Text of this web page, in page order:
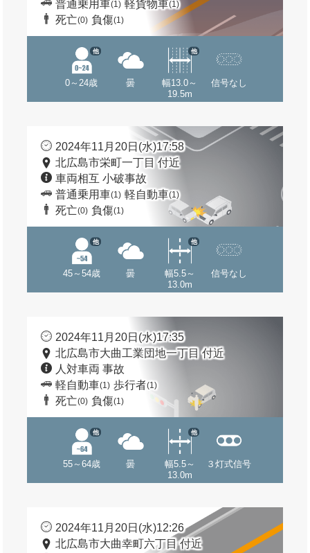
普通乗用車(1) 軽貨物車(1)
死亡(0) 負傷(1)
0～24歳
他
曇
幅13.0～
19.5m
他
信号なし
2024年11月20日(水)17:58
北広島市栄町一丁目 付近
車両相互 小破事故
普通乗用車(1) 軽自動車(1)
死亡(0) 負傷(1)
45～54歳
他
曇
幅5.5～
13.0m
他
信号なし
2024年11月20日(水)17:35
北広島市大曲工業団地一丁目 付近
人対車両 事故
軽自動車(1) 歩行者(1)
死亡(0) 負傷(1)
55～64歳
他
曇
幅5.5～
13.0m
他
３灯式信号
2024年11月20日(水)12:26
北広島市大曲幸町六丁目 付近